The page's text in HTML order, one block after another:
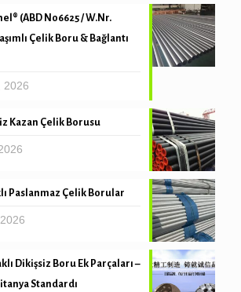
(ABD N06625 / W.Nr.
Çelik Boru & Bağlantı
2026
Kazan Çelik Borusu
Paslanmaz Çelik Borular
Dikişsiz Boru Ek Parçaları –
Standardı